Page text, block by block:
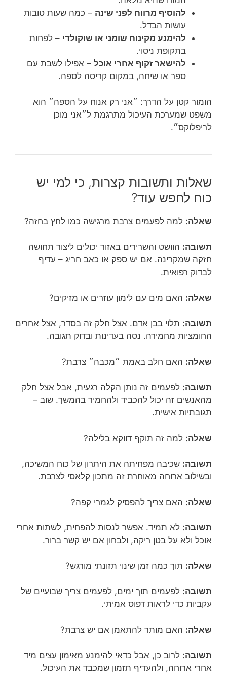
להוסיף מרווח לפני שינה – כמה שעות טובות
עושות הבדל.
להימנע מקינוח שומני או שוקולדי – לפחות
בתקופת ניסוי.
להישאר זקוף אחרי אוכל – אפילו לשבת עם
ספר או שיחה, במקום קריסה לספה.
הומור קטן על הדרך: ״אני רק אנוח על הספה״ הוא
משפט שמערכת העיכול מתרגמת ל״אני מוכן
לריפלוקס״.
שאלות ותשובות קצרות, כי למי יש
כוח לחפש עוד?
שאלה: למה לפעמים צרבת מרגישה כמו לחץ בחזה?
תשובה: הוושט והשרירים באזור יכולים ליצור תחושה
חזקה שמקרינה. אם יש ספק או כאב חריג – עדיף
לבדוק רפואית.
שאלה: האם מים עם לימון עוזרים או מזיקים?
תשובה: תלוי בבן אדם. אצל חלק זה בסדר, אצל אחרים
החומציות מחמירה. נסה בעדינות ובדוק תגובה.
שאלה: האם חלב באמת ״מכבה״ צרבת?
תשובה: לפעמים זה נותן הקלה רגעית, אבל אצל חלק
מהאנשים זה יכול להכביד ולהחמיר בהמשך. שוב –
תגובתיות אישית.
שאלה: למה זה תוקף דווקא בלילה?
תשובה: שכיבה מפחיתה את היתרון של כוח המשיכה,
ובשילוב ארוחה מאוחרת זה מתכון קלאסי לצרבת.
שאלה: האם צריך להפסיק לגמרי קפה?
תשובה: לא תמיד. אפשר לנסות להפחית, לשתות אחרי
אוכל ולא על בטן ריקה, ולבחון אם יש קשר ברור.
שאלה: תוך כמה זמן שינוי תזונתי מורגש?
תשובה: לפעמים תוך ימים, לפעמים צריך שבועיים של
עקביות כדי לראות דפוס אמיתי.
שאלה: האם מותר להתאמן אם יש צרבת?
תשובה: לרוב כן, אבל כדאי להימנע מאימון עצים מיד
אחרי ארוחה, ולהעדיף תזמון שמכבד את העיכול.